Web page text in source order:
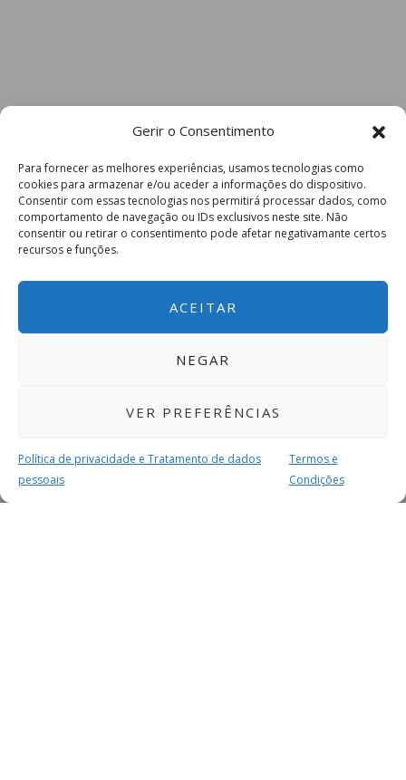
Gerir o Consentimento
Para fornecer as melhores experiências, usamos tecnologias como
cookies para armazenar e/ou aceder a informações do dispositivo.
Consentir com essas tecnologias nos permitirá processar dados, como
comportamento de navegação ou IDs exclusivos neste site. Não
consentir ou retirar o consentimento pode afetar negativamante certos
recursos e funções.
ACEITAR
NEGAR
VER PREFERÊNCIAS
Política de privacidade e Tratamento de dados
pessoais
Termos e
Condições